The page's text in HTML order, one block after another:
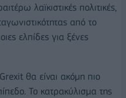
λαϊκιστικές πολιτικές,
από το
ελπίδες για ξένες
θα είναι ακόμη πιο
Το κατρακύλισμα της